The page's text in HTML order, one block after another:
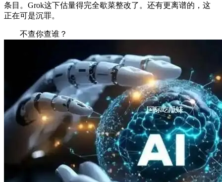
条目。Grok这下估量得完全歇菜整改了。还有更离谱的，这
正在可是沉罪。
不查你查谁？